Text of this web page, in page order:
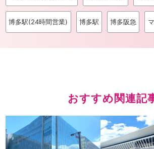
博多駅(24時間営業) 博多駅 博多阪急
おすすめ関連記